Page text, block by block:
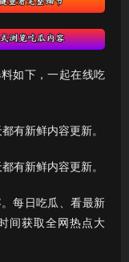
如下，一起在线吃
有新鲜内容更新。
有新鲜内容更新。
每日吃瓜、看最新
间获取全网热点大